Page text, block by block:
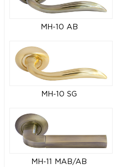
MH-10 AB
MH-10 SG
MH-11 MAB/AB